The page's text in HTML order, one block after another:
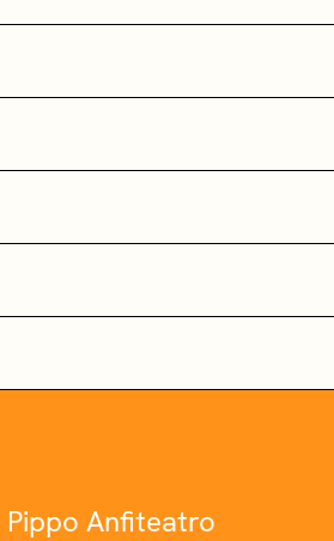
Pippo Anfiteatro